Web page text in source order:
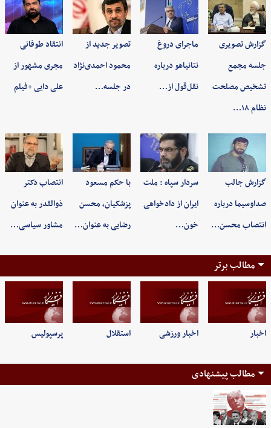
گزارش تصویری
جلسه مجمع
تشخیص مصلحت
نظام ۱۸…
ماجرای دروغ
نتانیاهو درباره
نقل‌قول از…
تصویر جدید از
محمود احمدی‌نژاد
در جلسه…
انتقاد طوفانی
مجری مشهور از
علی دایی +فیلم
گزارش جالب
صداوسیما درباره
انتصاب محسن…
سردار سپاه : ملت
ایران از دادخواهی
خون…
با حکم مسعود
پزشکیان، محسن
رضایی به عنوان…
انتصاب دکتر
ذوالقدر به عنوان
مشاور سیاسی…
مطالب برتر
اخبار اخبار ورزشی استقلال پرسپولیس
مطالب پیشنهادی